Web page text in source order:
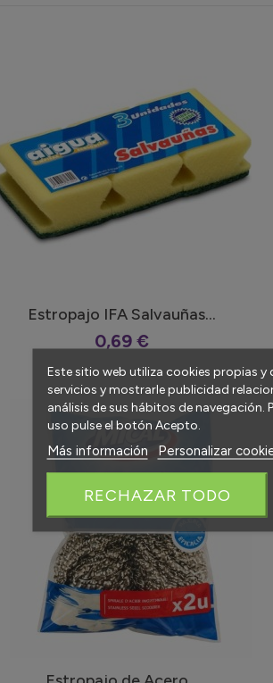
Estropajo IFA Salvauñas...
0,69 €
Este sitio web utiliza cookies propias
servicios y mostrarle publicidad
análisis de sus hábitos de
uso pulse el botón Acepto.
Más información Personalizar
RECHAZAR TODO